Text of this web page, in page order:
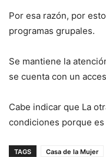
Por esa razón, por
programas grupales.
Se mantiene la
se cuenta con un
Cabe indicar que La
condiciones porque
TAGS Casa de la Mujer